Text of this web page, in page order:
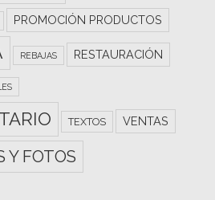
PROMOCIÓN PRODUCTOS
REBAJAS RESTAURACIÓN
TEXTOS VENTAS
Y FOTOS